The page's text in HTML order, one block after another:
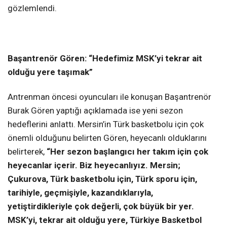
gözlemlendi.
Başantrenör Gören: “Hedefimiz MSK’yi tekrar ait
olduğu yere taşımak”
Antrenman öncesi oyuncuları ile konuşan Başantrenör
Burak Gören yaptığı açıklamada ise yeni sezon
hedeflerini anlattı. Mersin’in Türk basketbolu için çok
önemli olduğunu belirten Gören, heyecanlı olduklarını
belirterek, “Her sezon başlangıcı her takım için çok
heyecanlar içerir. Biz heyecanlıyız. Mersin;
Çukurova, Türk basketbolu için, Türk sporu için,
tarihiyle, geçmişiyle, kazandıklarıyla,
yetiştirdikleriyle çok değerli, çok büyük bir yer.
MSK’yi, tekrar ait olduğu yere, Türkiye Basketbol